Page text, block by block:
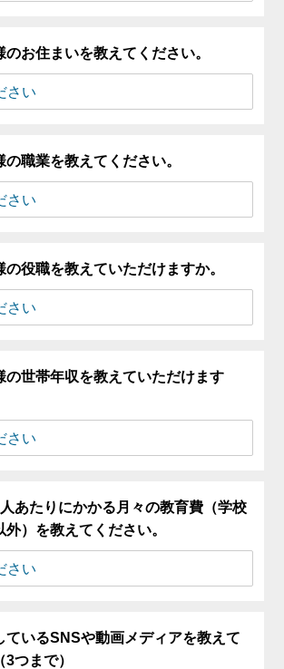
のお住まいを教えてください。
の職業を教えてください。
の役職を教えていただけますか。
の世帯年収を教えていただけます
あたりにかかる月々の教育費（学校
外）を教えてください。
ているSNSや動画メディアを教えて
3つまで）